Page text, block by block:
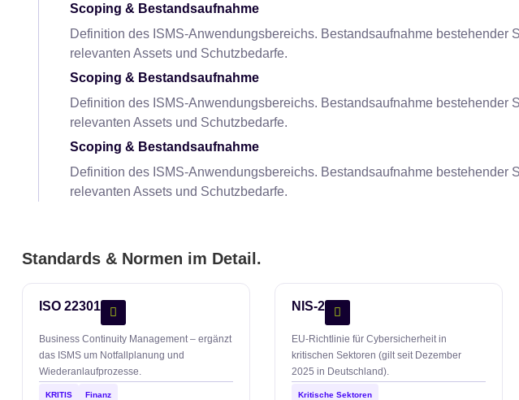
Scoping & Bestandsaufnahme
Definition des ISMS-Anwendungsbereichs. Bestandsaufnahme bestehender
relevanten Assets und Schutzbedarfe.
Scoping & Bestandsaufnahme
Definition des ISMS-Anwendungsbereichs. Bestandsaufnahme bestehender
relevanten Assets und Schutzbedarfe.
Scoping & Bestandsaufnahme
Definition des ISMS-Anwendungsbereichs. Bestandsaufnahme bestehender
relevanten Assets und Schutzbedarfe.
Standards & Normen im Detail.
ISO 22301
Business Continuity Management – ergänzt
das ISMS um Notfallplanung und
Wiederanlaufprozesse.
KRITIS Finanz
NIS-2
EU-Richtlinie für Cybersicherheit in
kritischen Sektoren (gilt seit Dezember
2025 in Deutschland).
Kritische Sektoren